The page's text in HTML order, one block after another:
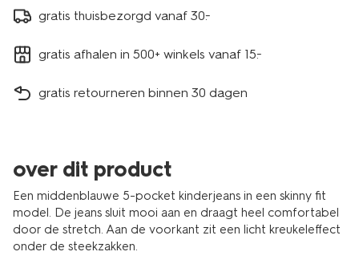
gratis thuisbezorgd vanaf 30.-
gratis afhalen in 500+ winkels vanaf 15.-
gratis retourneren binnen 30 dagen
over dit product
Een middenblauwe 5-pocket kinderjeans in een skinny fit
model. De jeans sluit mooi aan en draagt heel comfortabel
door de stretch. Aan de voorkant zit een licht kreukeleffect
onder de steekzakken.